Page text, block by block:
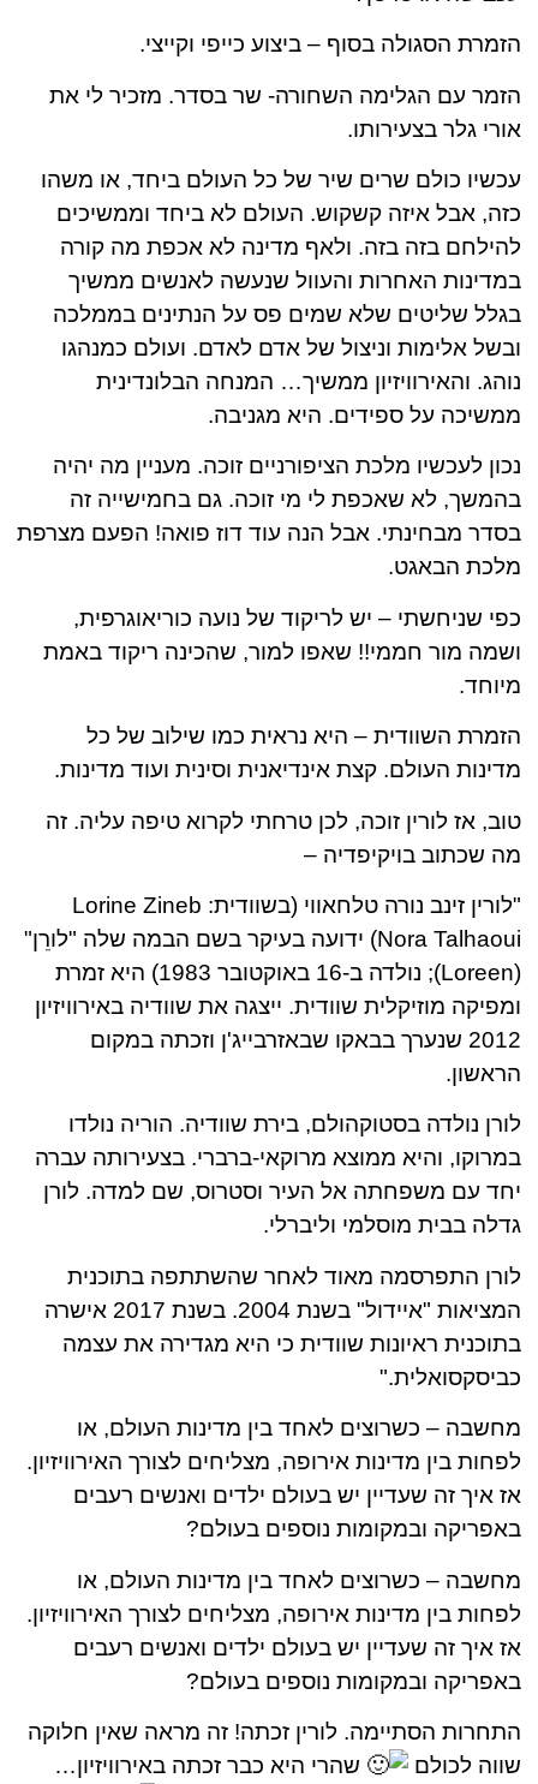
הזמרת הסגולה בסוף – ביצוע כייפי וקייצי.
הזמר עם הגלימה השחורה- שר בסדר. מזכיר לי את
אורי גלר בצעירותו.
עכשיו כולם שרים שיר של כל העולם ביחד, או משהו
כזה, אבל איזה קשקוש. העולם לא ביחד וממשיכים
להילחם בזה בזה. ולאף מדינה לא אכפת מה קורה
במדינות האחרות והעוול שנעשה לאנשים ממשיך
בגלל שליטים שלא שמים פס על הנתינים בממלכה
ובשל אלימות וניצול של אדם לאדם. ועולם כמנהגו
נוהג. והאירוויזיון ממשיך… המנחה הבלונדינית
ממשיכה על ספידים. היא מגניבה.
נכון לעכשיו מלכת הציפורניים זוכה. מעניין מה יהיה
בהמשך, לא שאכפת לי מי זוכה. גם בחמישייה זה
בסדר מבחינתי. אבל הנה עוד דוז פואה! הפעם מצרפת
מלכת הבאגט.
כפי שניחשתי – יש לריקוד של נועה כוריאוגרפית,
ושמה מור חממי!! שאפו למור, שהכינה ריקוד באמת
מיוחד.
הזמרת השוודית – היא נראית כמו שילוב של כל
מדינות העולם. קצת אינדיאנית וסינית ועוד מדינות.
טוב, אז לורין זוכה, לכן טרחתי לקרוא טיפה עליה. זה
מה שכתוב בויקיפדיה –
"לורין זינב נורה טלחאווי (בשוודית: Lorine Zineb
Nora Talhaoui) ידועה בעיקר בשם הבמה שלה "לורֵן"
(Loreen); נולדה ב-16 באוקטובר 1983) היא זמרת
ומפיקה מוזיקלית שוודית. ייצגה את שוודיה באירוויזיון
2012 שנערך בבאקו שבאזרבייג'ן וזכתה במקום
הראשון.
לורן נולדה בסטוקהולם, בירת שוודיה. הוריה נולדו
במרוקו, והיא ממוצא מרוקאי-ברברי. בצעירותה עברה
יחד עם משפחתה אל העיר וסטרוס, שם למדה. לורן
גדלה בבית מוסלמי וליברלי.
לורן התפרסמה מאוד לאחר שהשתתפה בתוכנית
המציאות "איידול" בשנת 2004. בשנת 2017 אישרה
בתוכנית ראיונות שוודית כי היא מגדירה את עצמה
כביסקסואלית."
מחשבה – כשרוצים לאחד בין מדינות העולם, או
לפחות בין מדינות אירופה, מצליחים לצורך האירוויזיון.
אז איך זה שעדיין יש בעולם ילדים ואנשים רעבים
באפריקה ובמקומות נוספים בעולם?
מחשבה – כשרוצים לאחד בין מדינות העולם, או
לפחות בין מדינות אירופה, מצליחים לצורך האירוויזיון.
אז איך זה שעדיין יש בעולם ילדים ואנשים רעבים
באפריקה ובמקומות נוספים בעולם?
התחרות הסתיימה. לורין זכתה! זה מראה שאין חלוקה
שווה לכולם
שהרי היא כבר זכתה באירוויזיון…